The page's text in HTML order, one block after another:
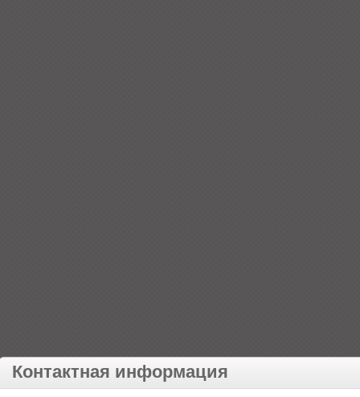
Контактная информация